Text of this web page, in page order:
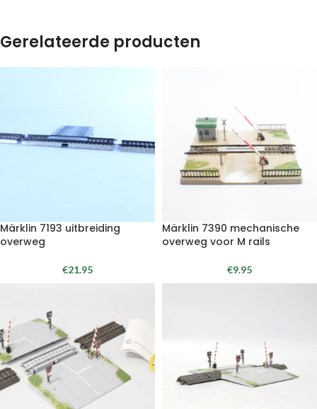
Gerelateerde producten
Märklin 7193 uitbreiding
overweg
€21.95
Märklin 7390 mechanische
overweg voor M rails
€9.95